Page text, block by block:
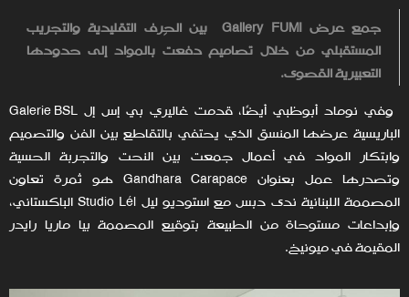
جمع عرضGallery FUMIبين الحِرف التقليدية والتجريب
المستقبلي من خلال تصاميم دفعت بالمواد إلى حدودها
التعبيرية القصوى.
وفي نوماد أبوظبي أيضًا، قدمت غاليري بي إس إل Galerie BSL
الباريسية عرضها المنسق الذي يحتفي بالتقاطع بين الفن والتصميم
وابتكار المواد في أعمال جمعت بين النحت والتجربة الحسية
وتصدرها عمل بعنوان Gandhara Carapace هو ثمرة تعاون
المصممة اللبنانية ندى دبس مع استوديو ليل Studio Lél الباكستاني،
وإبداعات مستوحاة من الطبيعة بتوقيع المصممة بيا ماريا رايدر
المقيمة في ميونيخ.